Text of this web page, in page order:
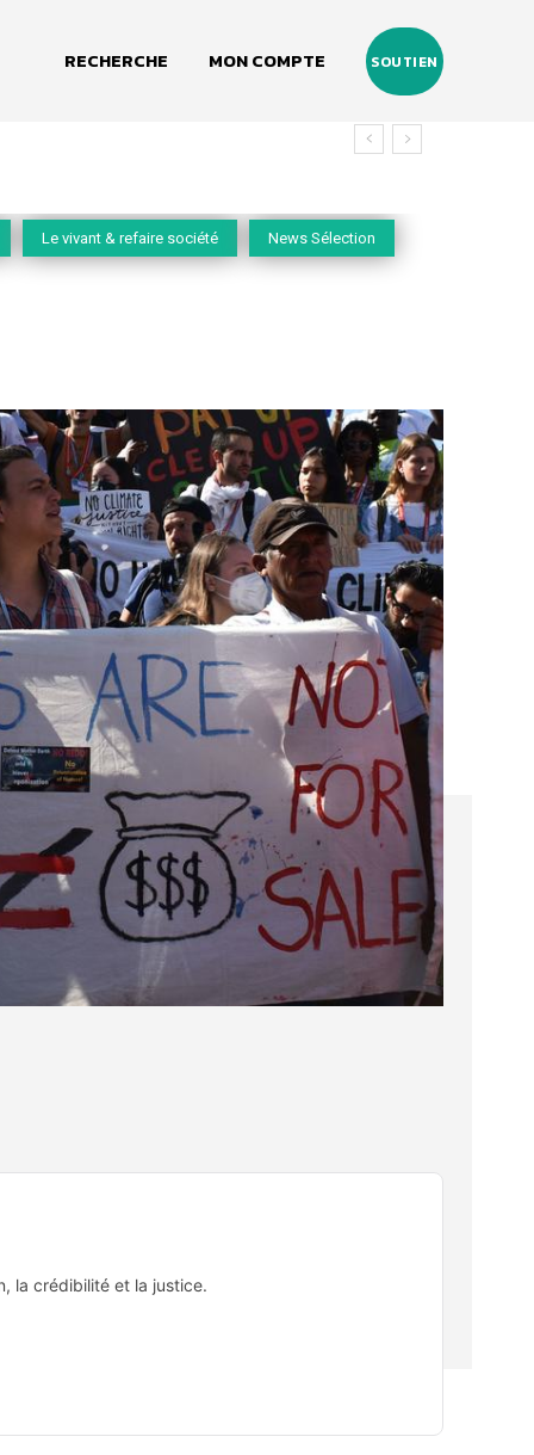
RECHERCHE MON COMPTE SOUTIEN
Le vivant & refaire société News Sélection
la crédibilité et la justice.